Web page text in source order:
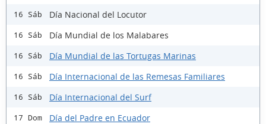
16 Sáb Día Nacional del Locutor
16 Sáb Día Mundial de los Malabares
16 Sáb Día Mundial de las Tortugas Marinas
16 Sáb Día Internacional de las Remesas Familiares
16 Sáb Día Internacional del Surf
17 Dom Día del Padre en Ecuador